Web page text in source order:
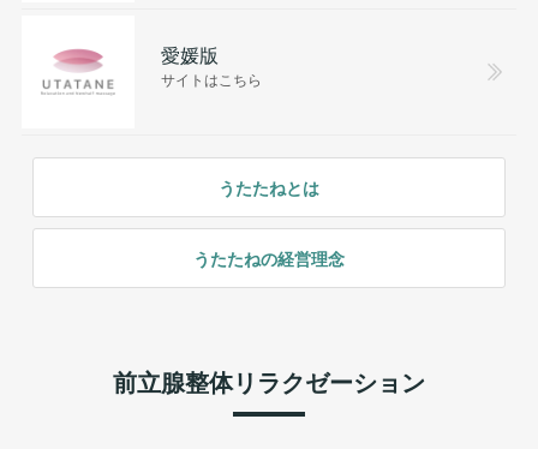
愛媛版
サイトはこちら
うたたねとは
うたたねの経営理念
前立腺整体リラクゼーション